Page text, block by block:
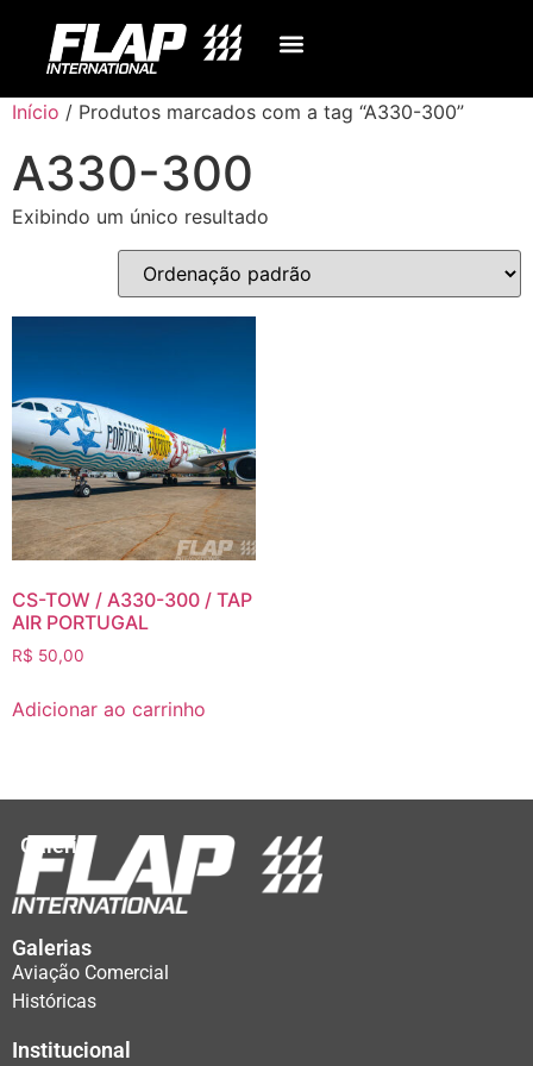
Início / Produtos marcados com a tag “A330-300”
A330-300
Exibindo um único resultado
CS-TOW / A330-300 / TAP
AIR PORTUGAL
R$ 50,00
Adicionar ao carrinho
Galeria
Galerias
Aviação Comercial
Históricas
Institucional